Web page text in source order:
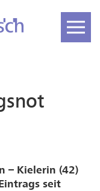
– Kielerin (42)
seit